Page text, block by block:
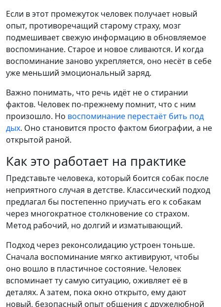
Если в этот промежуток человек получает новый
опыт, противоречащий старому страху, мозг
подмешивает свежую информацию в обновляемое
воспоминание. Старое и новое сливаются. И когда
воспоминание заново укрепляется, оно несёт в себе
уже меньший эмоциональный заряд.
Важно понимать, что речь идёт не о стирании
фактов. Человек по-прежнему помнит, что с ним
произошло. Но воспоминание перестаёт бить под
дых. Оно становится просто фактом биографии, а не
открытой раной.
Как это работает на практике
Представьте человека, который боится собак после
неприятного случая в детстве. Классический подход
предлагал бы постепенно приучать его к собакам
через многократное столкновение со страхом.
Метод рабочий, но долгий и изматывающий.
Подход через реконсолидацию устроен тоньше.
Сначала воспоминание мягко активируют, чтобы
оно вошло в пластичное состояние. Человек
вспоминает ту самую ситуацию, оживляет её в
деталях. А затем, пока окно открыто, ему дают
новый, безопасный опыт общения с дружелюбной